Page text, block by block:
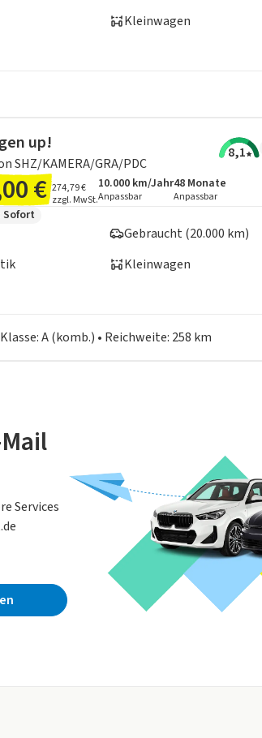
Kleinwagen
up!
SHZ/KAMERA/GRA/PDC
8,1
€ 274,79 €
zzgl. MwSt.
Angebotsdetails:
Inklusive Laufleistung
10.000 km/Jahr
Anpassbar
Laufzeit
48 Monate
Anpassbar
Fahrzeuginformationen:
Sofort
Gebraucht (20.000 km)
Kleinwagen
A (komb.) • Reichweite: 258 km
Services